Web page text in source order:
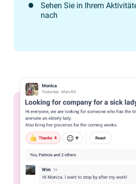
Sehen Sie in Ihrem
nach